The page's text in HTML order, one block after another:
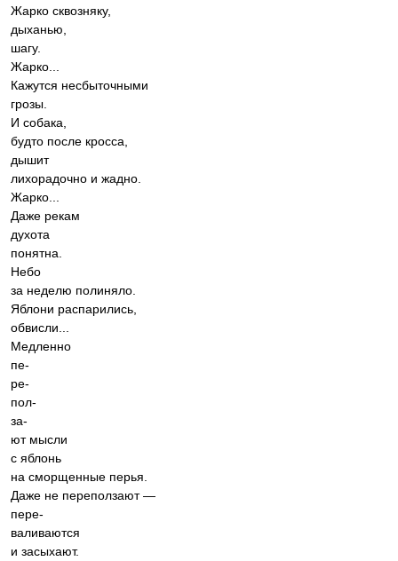
Жарко сквозняку,
дыханью,
шагу.
Жарко...
Кажутся несбыточными
грозы.
И собака,
будто после кросса,
дышит
лихорадочно и жадно.
Жарко...
Даже рекам
духота
понятна.
Небо
за неделю полиняло.
Яблони распарились,
обвисли...
Медленно
пе-
ре-
пол-
за-
ют мысли
с яблонь
на сморщенные перья.
Даже не переползают —
пере-
валиваются
и засыхают.